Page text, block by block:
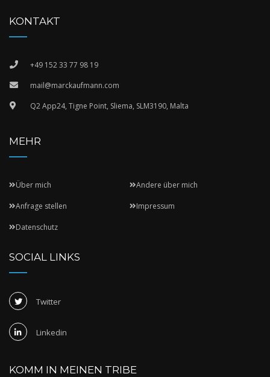
KONTAKT
+49 152 33 77 98 19
mail@marckaufmann.com
Q2 App24, Tigne Point, Sliema, SLM3190, Malta
MEHR
Über mich Andere über mich
Anfrage stellen Impressum
Datenschutz
SOCIAL LINKS
Twitter
Linkedin
KOMM IN MEINEN TRIBE